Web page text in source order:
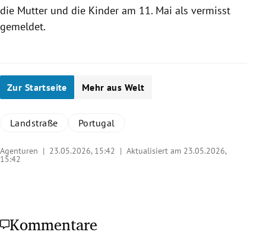
die Mutter und die Kinder am 11. Mai als vermisst
gemeldet.
Zur Startseite Mehr aus Welt
Landstraße Portugal
Agenturen | 23.05.2026, 15:42 | Aktualisiert am 23.05.2026,
15:42
Kommentare